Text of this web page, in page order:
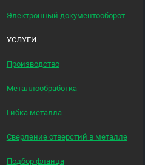
Электронный документооборот
УСЛУГИ
Производство
Металлообработка
Гибка металла
Сверление отверстий в металле
Подбор фланца